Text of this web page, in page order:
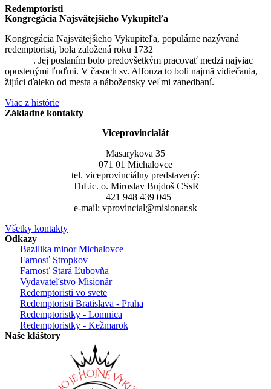
Redemptoristi
Kongregácia Najsvätejšieho Vykupiteľa
Kongregácia Najsvätejšieho Vykupiteľa, populárne nazývaná
redemptoristi, bola založená roku 1732
. Jej poslaním bolo predovšetkým pracovať medzi najviac
opustenými ľuďmi. V časoch sv. Alfonza to boli najmä vidiečania,
žijúci ďaleko od mesta a nábožensky veľmi zanedbaní.
Viac z histórie
Základné kontakty
Viceprovincialát
Masarykova 35
071 01 Michalovce
tel. viceprovinciálny predstavený:
ThLic. o. Miroslav Bujdoš CSsR
+421 948 439 045
e-mail: vprovincial@misionar.sk
Všetky kontakty
Odkazy
Bazilika minor Michalovce
Farnosť Stropkov
Farnosť Stará Ľubovňa
Vydavateľstvo Misionár
Redemptoristi vo svete
Redemptoristi Bratislava - Praha
Redemptoristky - Lomnica
Redemptoristky - Kežmarok
Naše kláštory